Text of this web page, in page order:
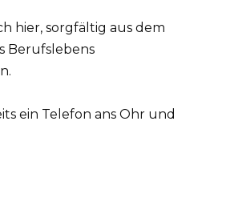
hier, sorgfältig aus dem
Berufslebens
ein Telefon ans Ohr und